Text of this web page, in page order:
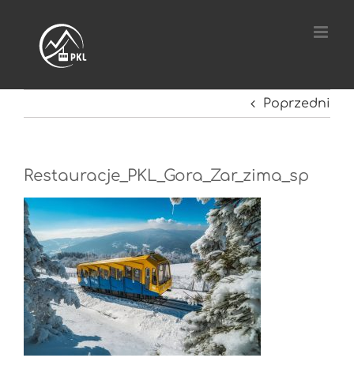
zawartości
Poprzedni
Restauracje_PKL_Gora_Zar_zima_sp